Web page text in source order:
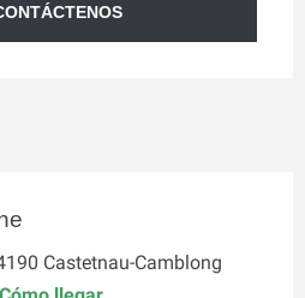
Castetnau-Camblong